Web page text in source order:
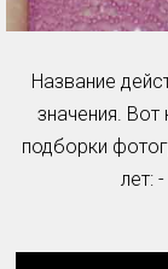
Название
значения.
подборки
лет: